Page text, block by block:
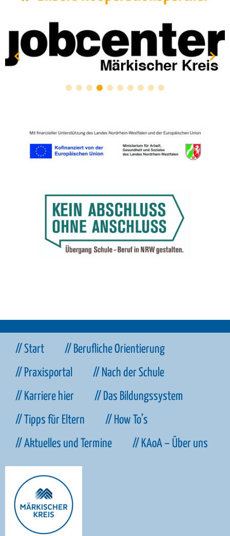
// Start
// Berufliche Orientierung
// Praxisportal
// Nach der Schule
// Karriere hier
// Das Bildungssystem
// Tipps für Eltern
// How To’s
// Aktuelles und Termine
// KAoA – Über uns